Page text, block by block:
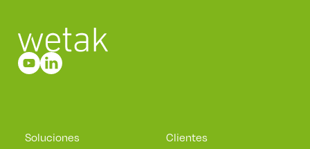
Soluciones
Clientes